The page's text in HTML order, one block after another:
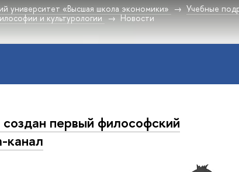
университет «Высшая школа экономики» Учебные
и культурологии Новости
первый философский
канал